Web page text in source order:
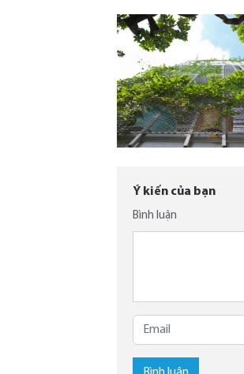
Ý kiến của bạn
Bình luận